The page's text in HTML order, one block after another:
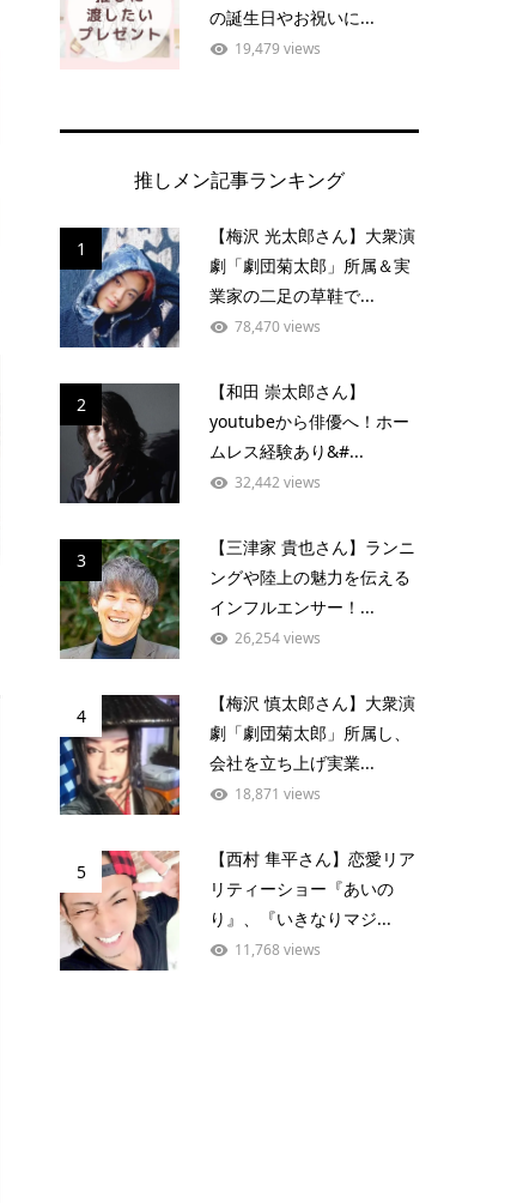
の誕生日やお祝いに...
19,479 views
推しメン記事ランキング
1
【梅沢 光太郎さん】大衆演
劇「劇団菊太郎」所属＆実
業家の二足の草鞋で...
78,470 views
2
【和田 崇太郎さん】
youtubeから俳優へ！ホー
ムレス経験あり&#...
32,442 views
3
【三津家 貴也さん】ランニ
ングや陸上の魅力を伝える
インフルエンサー！...
26,254 views
4
【梅沢 慎太郎さん】大衆演
劇「劇団菊太郎」所属し、
会社を立ち上げ実業...
18,871 views
5
【西村 隼平さん】恋愛リア
リティーショー『あいの
り』、『いきなりマジ...
11,768 views